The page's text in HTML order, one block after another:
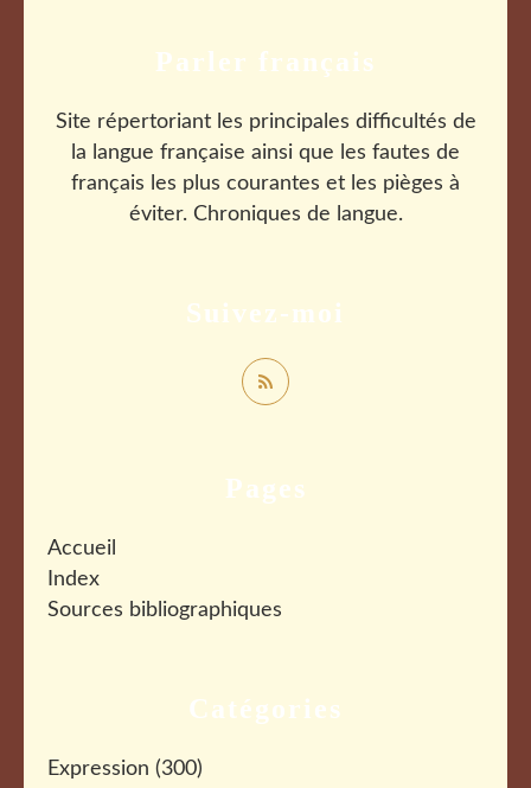
Catégories
Expression (300)
Pages
Accueil
Index
Sources bibliographiques
Suivez-moi
Parler français
Site répertoriant les principales difficultés de
la langue française ainsi que les fautes de
français les plus courantes et les pièges à
éviter. Chroniques de langue.